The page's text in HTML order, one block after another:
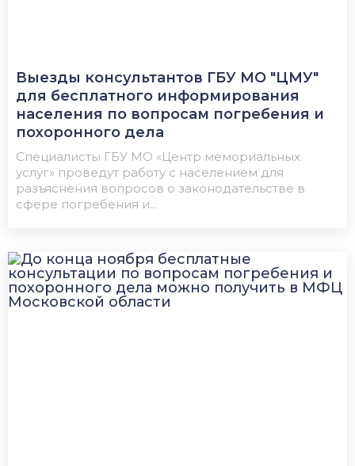
Выезды консультантов ГБУ МО "ЦМУ"
для бесплатного информирования
населения по вопросам погребения и
похоронного дела
Специалисты ГБУ МО «Центр мемориальных
услуг» проведут работу с населением для
разъяснения вопросов о законодательстве в
сфере погребения и...